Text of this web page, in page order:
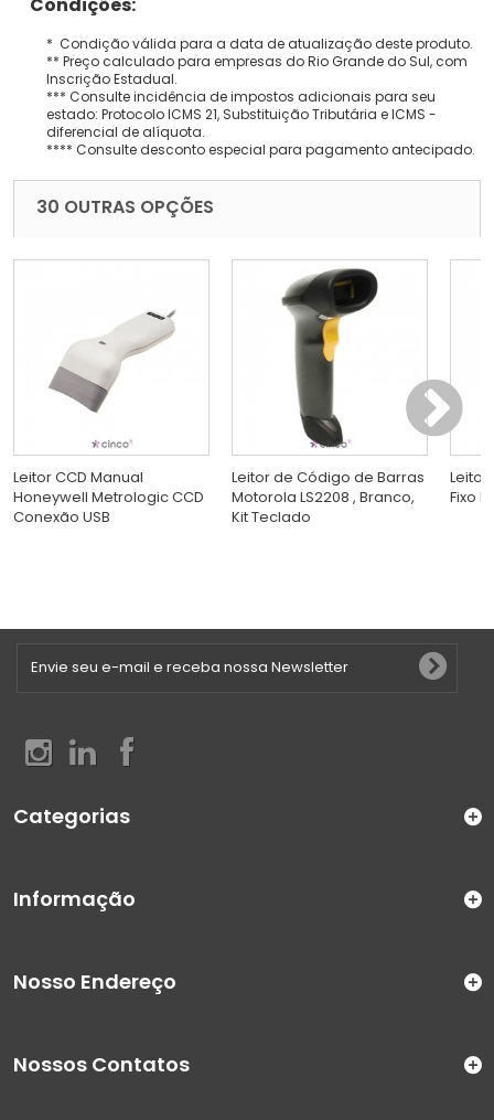
* Condição válida para a data de atualização deste produto.
** Preço calculado para empresas do Rio Grande do Sul, com
Inscrição Estadual.
*** Consulte incidência de impostos adicionais para seu
estado: Protocolo ICMS 21, Substituição Tributária e ICMS -
diferencial de alíquota.
**** Consulte desconto especial para pagamento antecipado.
30 OUTRAS OPÇÕES
Leitor CCD Manual
Honeywell Metrologic CCD
Conexão USB
Leitor de Código de Barras
Motorola LS2208 , Branco,
Kit Teclado
Fixo
Categorias
Informação
Nosso Endereço
Nossos Contatos